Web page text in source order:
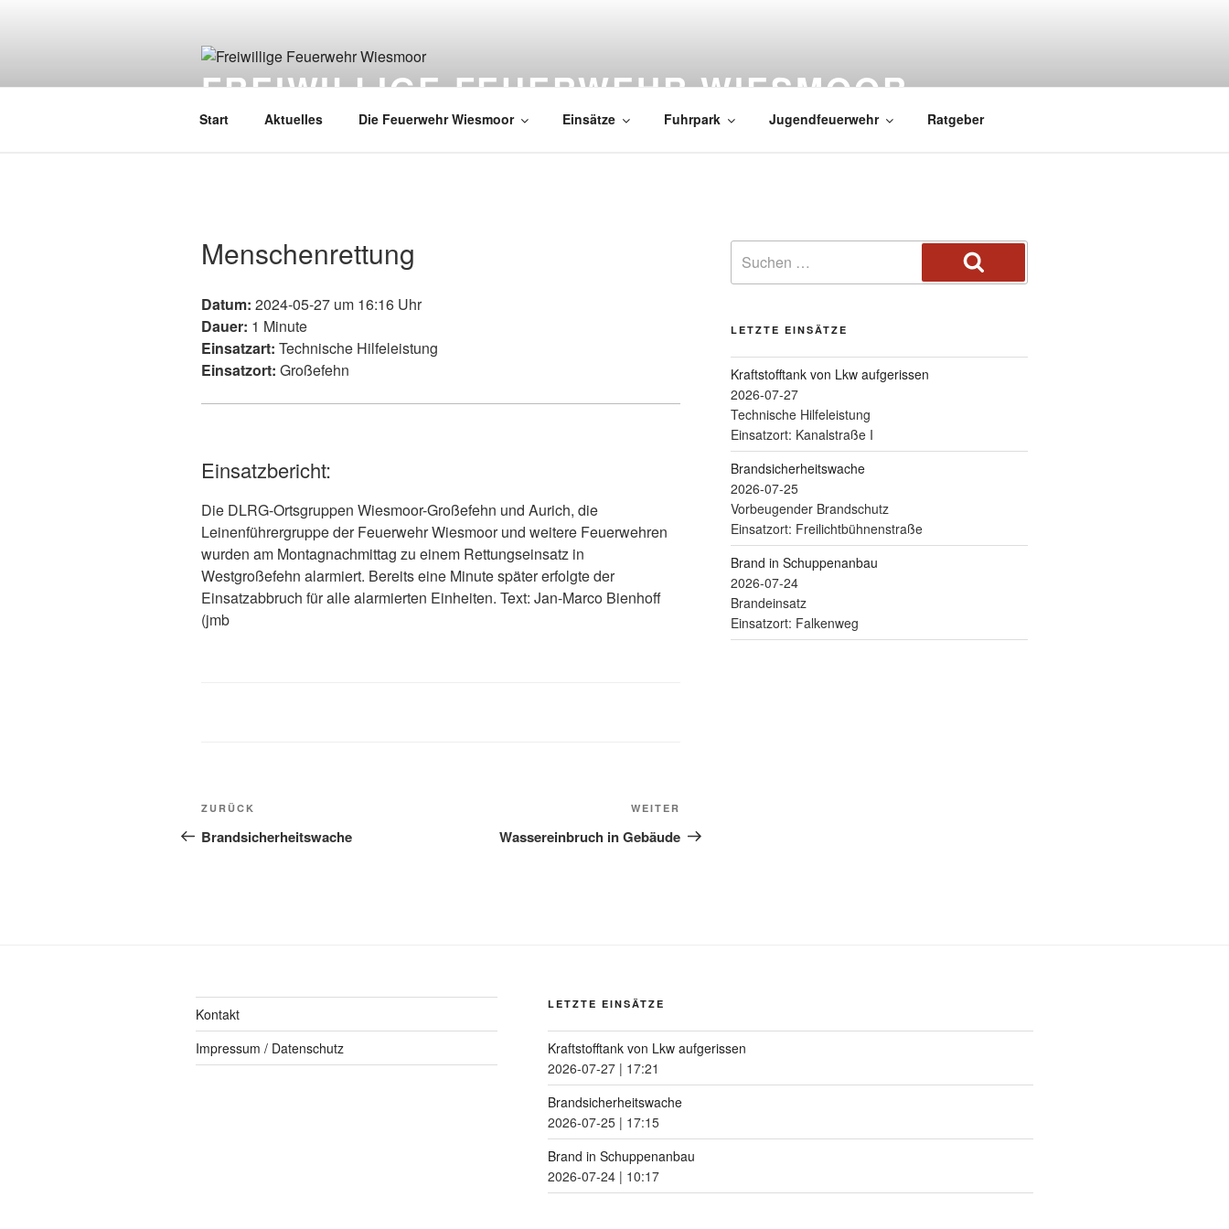
FREIWILLIGE FEUERWEHR WIESMOOR
Start Aktuelles Die Feuerwehr Wiesmoor Einsätze Fuhrpark Jugendfeuerwehr Ratgeber
Menschenrettung
Datum: 2024-05-27 um 16:16 Uhr
Dauer: 1 Minute
Einsatzart: Technische Hilfeleistung
Einsatzort: Großefehn
Einsatzbericht:
Die DLRG-Ortsgruppen Wiesmoor-Großefehn und Aurich, die
Leinenführergruppe der Feuerwehr Wiesmoor und weitere Feuerwehren
wurden am Montagnachmittag zu einem Rettungseinsatz in
Westgroßefehn alarmiert. Bereits eine Minute später erfolgte der
Einsatzabbruch für alle alarmierten Einheiten. Text: Jan-Marco Bienhoff
(jmb
ZURÜCK
Brandsicherheitswache
WEITER
Wassereinbruch in Gebäude
LETZTE EINSÄTZE
Kraftstofftank von Lkw aufgerissen
2026-07-27
Technische Hilfeleistung
Einsatzort: Kanalstraße I
Brandsicherheitswache
2026-07-25
Vorbeugender Brandschutz
Einsatzort: Freilichtbühnenstraße
Brand in Schuppenanbau
2026-07-24
Brandeinsatz
Einsatzort: Falkenweg
Kontakt
Impressum / Datenschutz
LETZTE EINSÄTZE
Kraftstofftank von Lkw aufgerissen
2026-07-27| 17:21
Brandsicherheitswache
2026-07-25| 17:15
Brand in Schuppenanbau
2026-07-24| 10:17